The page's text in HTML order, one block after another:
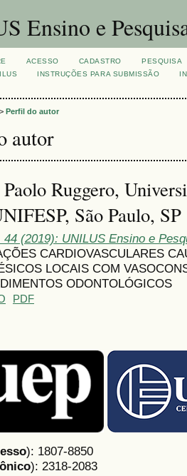
Ensino e
ACESSO CADASTRO
PESQUISA
INSTRUÇÕES PARA SUBMISSÃO
> Perfil do autor
autor
Ruggero,
São Paulo, SP
44 (2019): UNILUS Ensino e
CARDIOVASCULARES
LOCAIS COM
ODONTOLÓGICOS
PDF
): 1807-8850
): 2318-2083